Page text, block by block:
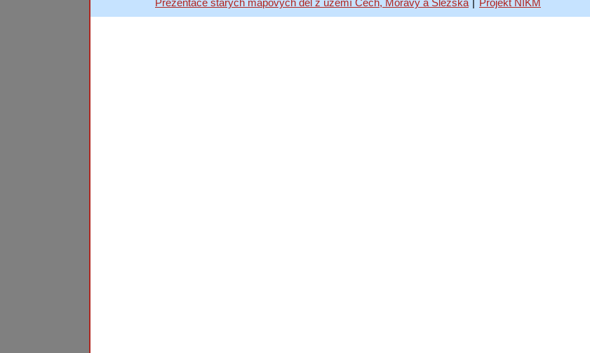
Prezentace starých mapových děl z území Čech, Moravy a Slezska | Projekt NIKM